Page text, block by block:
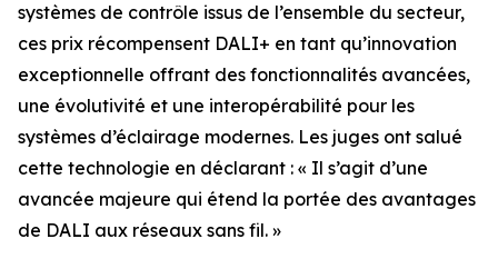
systèmes de contrôle issus de l’ensemble du secteur,
ces prix récompensent DALI+ en tant qu’innovation
exceptionnelle offrant des fonctionnalités avancées,
une évolutivité et une interopérabilité pour les
systèmes d’éclairage modernes. Les juges ont salué
cette technologie en déclarant : « Il s’agit d’une
avancée majeure qui étend la portée des avantages
de DALI aux réseaux sans fil. »